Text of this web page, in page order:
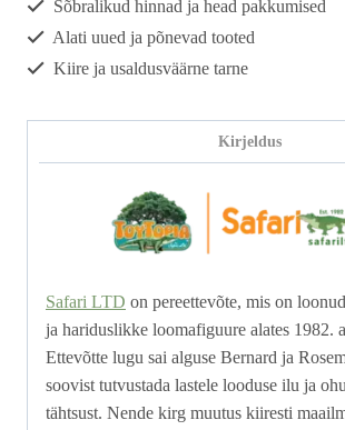
Sõbralikud hinnad ja head pakkumised
Alati uued ja põnevad tooted
Kiire ja usaldusväärne tarne
Kirjeldus
Safari LTD on pereettevõte, mis on
ja hariduslikke loomafiguure alates 1982.
Ettevõtte lugu sai alguse Bernard ja
soovist tutvustada lastele looduse ilu ja
tähtsust. Nende kirg muutus kiiresti